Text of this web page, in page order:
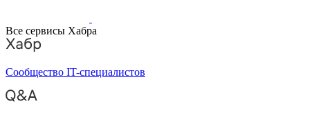
Все сервисы Хабра
Сообщество IT-специалистов